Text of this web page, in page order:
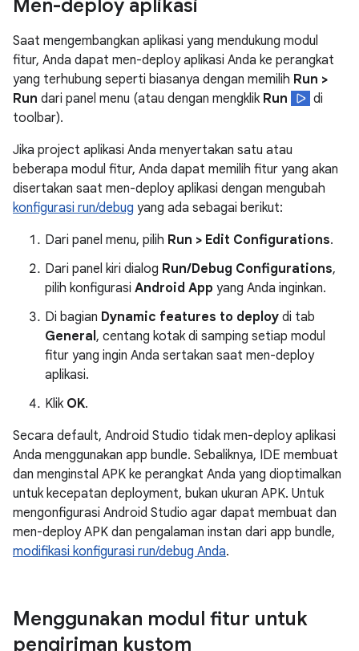
Men-deploy aplikasi
Saat mengembangkan aplikasi yang mendukung modul
fitur, Anda dapat men-deploy aplikasi Anda ke perangkat
yang terhubung seperti biasanya dengan memilih Run >
Run dari panel menu (atau dengan mengklik Run
di
toolbar).
Jika project aplikasi Anda menyertakan satu atau
beberapa modul fitur, Anda dapat memilih fitur yang akan
disertakan saat men-deploy aplikasi dengan mengubah
konfigurasi run/debug yang ada sebagai berikut:
Dari panel menu, pilih Run > Edit Configurations.
Dari panel kiri dialog Run/Debug Configurations,
pilih konfigurasi Android App yang Anda inginkan.
Di bagian Dynamic features to deploy di tab
General, centang kotak di samping setiap modul
fitur yang ingin Anda sertakan saat men-deploy
aplikasi.
Klik OK.
Secara default, Android Studio tidak men-deploy aplikasi
Anda menggunakan app bundle. Sebaliknya, IDE membuat
dan menginstal APK ke perangkat Anda yang dioptimalkan
untuk kecepatan deployment, bukan ukuran APK. Untuk
mengonfigurasi Android Studio agar dapat membuat dan
men-deploy APK dan pengalaman instan dari app bundle,
modifikasi konfigurasi run/debug Anda.
Menggunakan modul fitur untuk
pengiriman kustom